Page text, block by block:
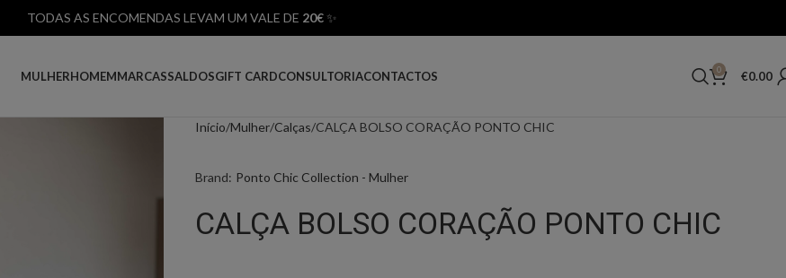
TODAS AS ENCOMENDAS LEVAM UM VALE DE 20€✨
MULHERHOMEMMARCASSALDOSGIFT CARDCONSULTORIACONTACTOS 0 €0.00
Início Mulher Calças CALÇA BOLSO CORAÇÃO PONTO CHIC
Brand: Ponto Chic Collection - Mulher
CALÇA BOLSO CORAÇÃO PONTO CHIC